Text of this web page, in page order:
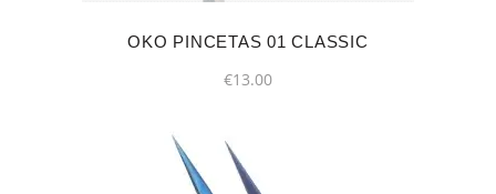
OKO PINCETAS 01 CLASSIC
€13.00